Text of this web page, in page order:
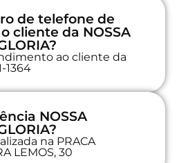
de telefone de
cliente da NOSSA
ao cliente da
1364
NOSSA
na PRACA
LEMOS, 30